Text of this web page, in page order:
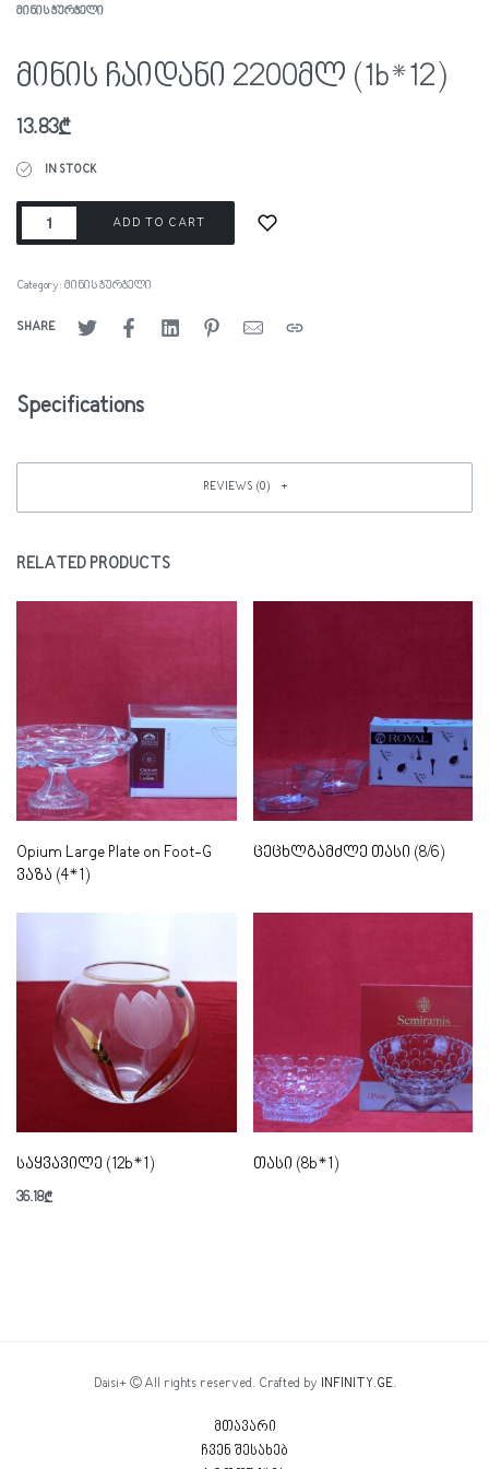
ᲛᲘᲜᲘᲡ ᲭᲣᲠᲭᲔᲚᲘ
მინის ჩაიდანი 2200მლ (1b*12)
13.83₾
IN STOCK
ADD TO CART
Category: მინის ჭურჭელი
SHARE
Specifications
REVIEWS (0)
RELATED PRODUCTS
Opium Large Plate on Foot-G
ვაზა (4*1)
ცეცხლგამძლე თასი (8/6)
საყვავილე (12b*1)
36.18₾
თასი (8b*1)
Daisi+ © All rights reserved. Crafted by INFINITY.GE.
მთავარი
ჩვენ შესახებ